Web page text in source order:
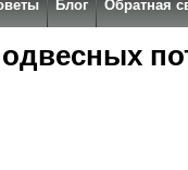
Блог Обратная